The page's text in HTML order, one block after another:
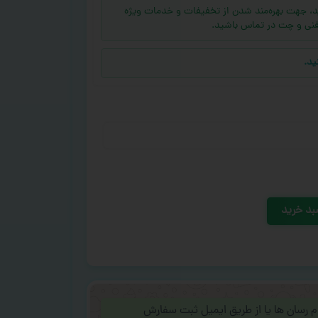
(بالای ۱۰ عدد) دارید، جهت بهره‌مند شدن از تخفیفات و خدمات ویژه
و چت در تماس باشید.
خرید
رسان ها یا از طریق ایمیل ثبت سفارش